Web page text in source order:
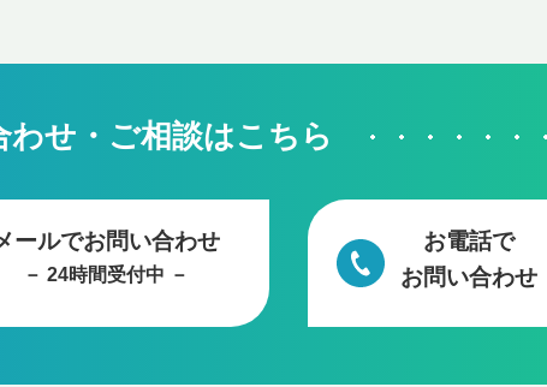
わせ・ご相談はこちら
ールでお問い合わせ
－ 24時間受付中 －
お電話で
お問い合わせ